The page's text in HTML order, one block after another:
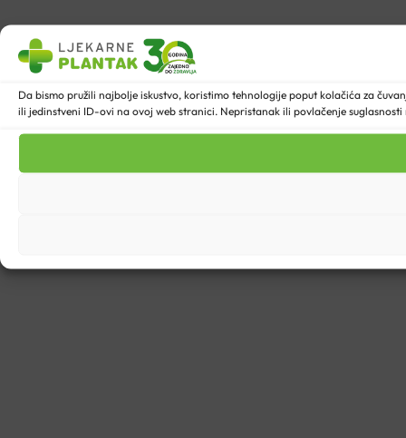
Da bismo pružili najbolje iskustvo, koristimo tehnologije poput kolačića za
ili jedinstveni ID-ovi na ovoj web stranici. Nepristanak ili povlačenje